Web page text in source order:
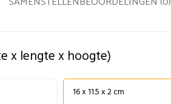
x lengte x hoogte)
16 x 11.5 x 2 cm